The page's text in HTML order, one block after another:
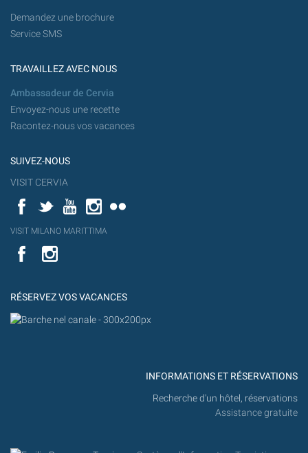
Demandez une brochure
Service SMS
TRAVAILLEZ AVEC NOUS
Ambassadeur de Cervia
Envoyez-nous une recette
Racontez-nous vos vacances
SUIVEZ-NOUS
VISIT CERVIA
FacebookTwitterYouTubeInstagram
YouT
VISIT MILANO MARITTIMA
Flick
VISIT
MILANO
YouTube
RÉSERVEZ VOS VACANCES
INFORMATIONS ET RÉSERVATIONS
Recherche d'un hôtel, réservations
Assistance gratuite